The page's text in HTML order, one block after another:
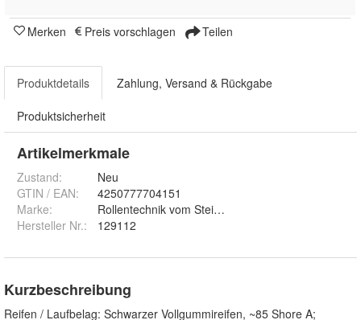
Merken Preis vorschlagen Teilen
Produktdetails Zahlung, Versand & Rückgabe
Produktsicherheit
Artikelmerkmale
Zustand:
Neu
GTIN / EAN:
4250777704151
Marke:
Rollentechnik vom Stein GmbH
Hersteller Nr.:
129112
Kurzbeschreibung
Reifen / Laufbelag: Schwarzer Vollgummireifen, ~85 Shore A;